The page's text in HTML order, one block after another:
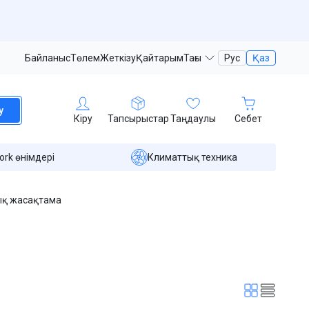
БайланысТөлемЖеткізуҚайтарымТағы Рус Қаз
Кіру ТапсырыстарТаңдаулы Себет
өнімдері Климаттық техника
жасақтама